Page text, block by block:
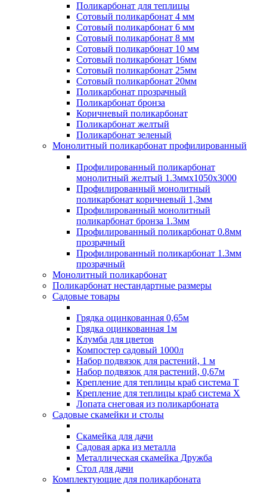
Поликарбонат для теплицы
Сотовый поликарбонат 4 мм
Сотовый поликарбонат 6 мм
Сотовый поликарбонат 8 мм
Сотовый поликарбонат 10 мм
Сотовый поликарбонат 16мм
Сотовый поликарбонат 25мм
Сотовый поликарбонат 20мм
Поликарбонат прозрачный
Поликарбонат бронза
Коричневый поликарбонат
Поликарбонат желтый
Поликарбонат зеленый
Монолитный поликарбонат профилированный
Профилированный поликарбонат
монолитный желтый 1.3ммх1050х3000
Профилированный монолитный
поликарбонат коричневый 1,3мм
Профилированный монолитный
поликарбонат бронза 1.3мм
Профилированный поликарбонат 0.8мм
прозрачный
Профилированный поликарбонат 1.3мм
прозрачный
Монолитный поликарбонат
Поликарбонат нестандартные размеры
Садовые товары
Грядка оцинкованная 0,65м
Грядка оцинкованная 1м
Клумба для цветов
Компостер садовый 1000л
Набор подвязок для растений, 1 м
Набор подвязок для растений, 0,67м
Крепление для теплицы краб система Т
Крепление для теплицы краб система Х
Лопата снеговая из поликарбоната
Садовые скамейки и столы
Скамейка для дачи
Садовая арка из металла
Металлическая скамейка Дружба
Стол для дачи
Комплектующие для поликарбоната